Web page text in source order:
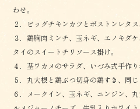
わせ。
２．ビッグチキンカツとボストンレタ
３．鶏胸肉ミンチ、玉ネギ、エノキダ
タイのスイートチリソース掛け。
４．茎ワカメのサラダ、いづみ式手作り
５．丸大根と鶏ぶつ切身の鶏すき、同じ
６．メークイン、玉ネギ、ニンジン、